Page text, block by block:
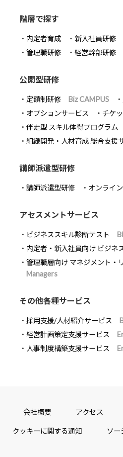
階層で探す
内定者育成 新入社員研修
管理職研修
経営幹部研修
公開型研修
定額制研修 Biz CAMPUS
オプションサービス
チケ
伴走型 スキル体得プログラム
組織開発・人材育成 総合支援
講師派遣型研修
講師派遣型研修 オンライ
アセスメントサービス
ビジネススキル診断テスト
内定者・新入社員向け ビジネ
管理職層向け マネジメント・
Managers
その他各種サービス
採用支援/人材紹介サービス
経営計画策定支援サービス
人事制度構築支援サービス
会社概要 アクセス
クッキーに関する通知 ソー